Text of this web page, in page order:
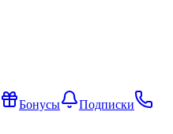
Бонусы
Подписки